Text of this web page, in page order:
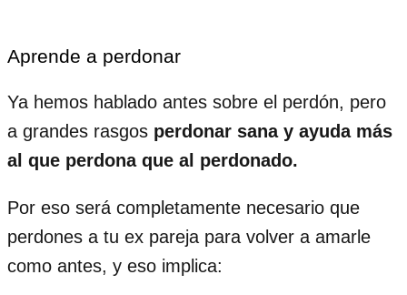
Aprende a perdonar
Ya hemos hablado antes sobre el perdón, pero
a grandes rasgos perdonar sana y ayuda más
al que perdona que al perdonado.
Por eso será completamente necesario que
perdones a tu ex pareja para volver a amarle
como antes, y eso implica: